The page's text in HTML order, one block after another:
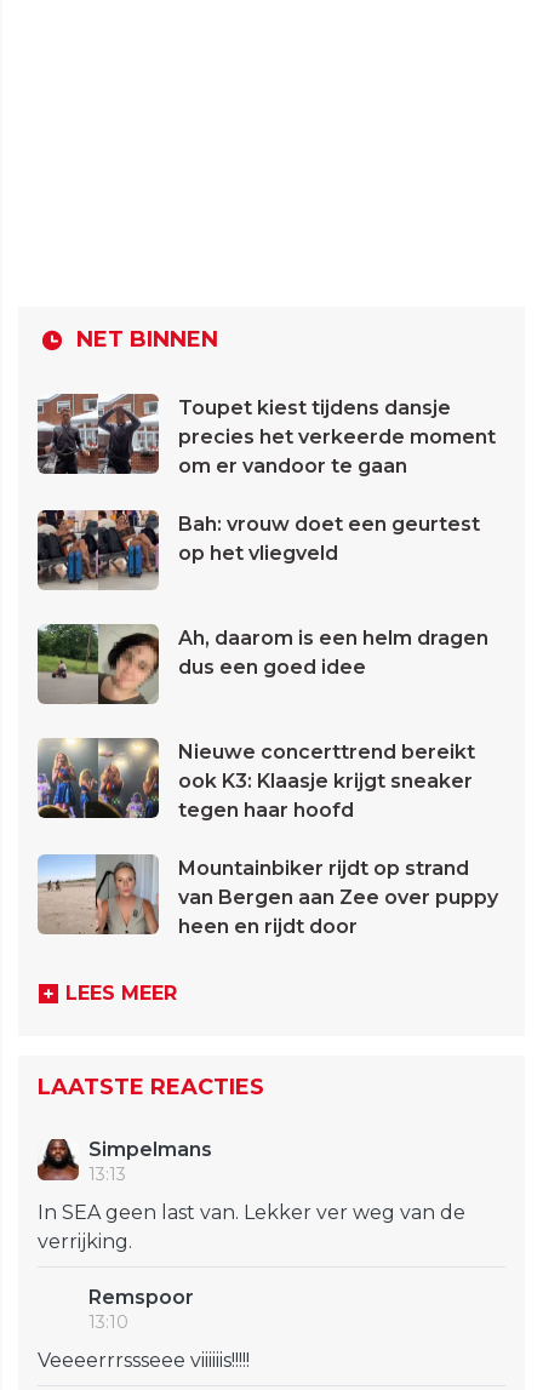
NET BINNEN
Toupet kiest tijdens dansje
precies het verkeerde moment
om er vandoor te gaan
Bah: vrouw doet een geurtest
op het vliegveld
Ah, daarom is een helm dragen
dus een goed idee
Nieuwe concerttrend bereikt
ook K3: Klaasje krijgt sneaker
tegen haar hoofd
Mountainbiker rijdt op strand
van Bergen aan Zee over puppy
heen en rijdt door
LEES MEER
LAATSTE REACTIES
Simpelmans
13:13
In SEA geen last van. Lekker ver weg van de
verrijking.
Remspoor
13:10
Veeeerrrssseee viiiiiis!!!!!